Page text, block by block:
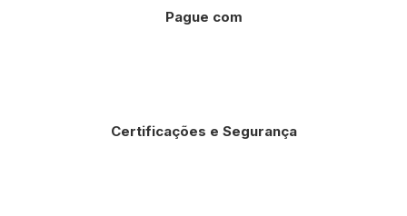
Pague com
Certificações e Segurança